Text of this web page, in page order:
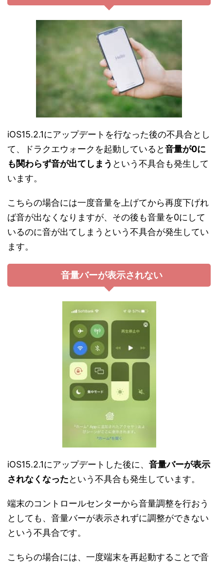
iOS15.2.1にアップデートを行なった後の不具合とし
て、ドラクエウォークを起動していると音量が0に
も関わらず音が出てしまう という不具合も発生して
います。
こちらの場合には一度音量を上げてから再度下げれ
ば音が出なくなりますが、その後も音量を0にして
いるのに音が出てしまうという不具合が発生してい
ます。
音量バーが表示されない
iOS15.2.1にアップデートした後に、 音量バーが表示
されなくなったという不具合も発生しています。
端末のコントロールセンターから音量調整を行おう
としても、音量バーが表示されずに調整ができない
という不具合です。
こちらの場合には、一度端末を再起動することで音